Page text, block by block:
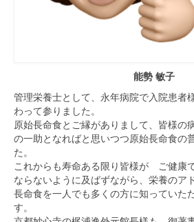
能勢 敏子
管理栄養士として、永年病院で入院患者
わって参りました。
原始長命食とご縁がありまして、皆様の
の一助となればと思いつつ原始長命食の
た。
これからも寿命ある限り皆様が ご健康
ならないように及ばずながら、栄養のア
長命食を一人でも多くの方に知っていた
す。